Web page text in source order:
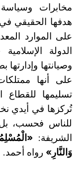
مخابرات وسياسة
هدفها الحقيقي في
على الموارد
الدولة
وصيانتها وإدارتها
على أنها
تسليمها
تُركزها في أيدي
للناس فحسب،
الشريفة:
وَالنَّارِ»رواه أحمد.